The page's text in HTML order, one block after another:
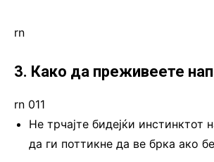
rn
3. Како да преживеете
rn 011
Не трчајте бидејќи инстинктот
да ги поттикне да ве брка ако